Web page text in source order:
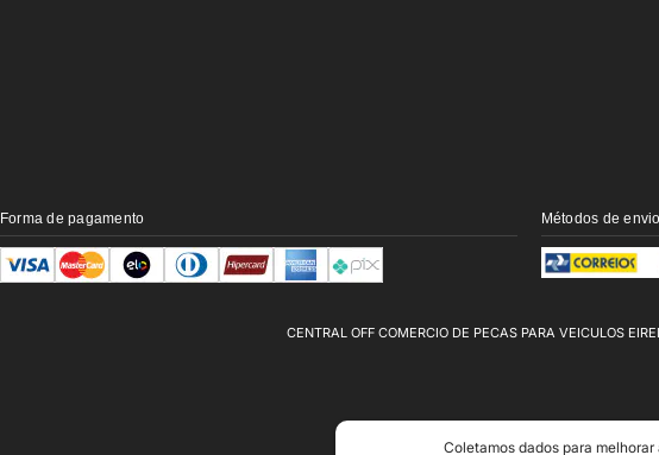
Coletamos dados para
Forma de pagamento Métodos de envio
CENTRAL OFF COMERCIO DE PECAS PARA VEICULOS